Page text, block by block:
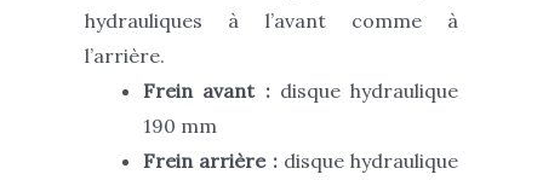
hydrauliques à l’avant comme à
l’arrière.
Frein avant :disque hydraulique
190 mm
Frein arrière :disque hydraulique